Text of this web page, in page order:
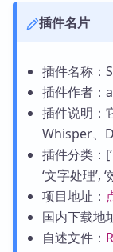
插件名片
插件名称：
插件作者：
插件说明：
Whisper、
插件分类：
‘文字处理’,
项目地址：
国内下载地
自述文件：